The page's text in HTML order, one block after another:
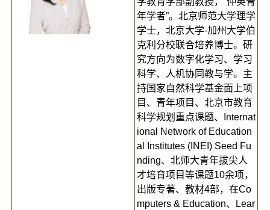
年学者”。北京师范大学理学
学士，北京大学-加州大学伯
克利分校联合培养博士。研
究方向为数字化学习、学习
科学、人机协同教与学。主
持国家自然科学基金面上项
目、青年项目、北京市教育
科学规划重点课题、Internat
ional Network of Education
al Institutes (INEI) Seed Fu
nding、北师大青年拔尖人
才培育项目等课题10余项，
出版专著、教材4部，在Co
mputers & Education、Lear